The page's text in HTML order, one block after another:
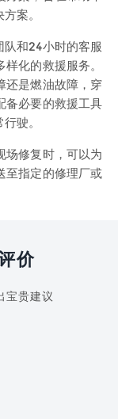
案。
队和24小时的客服
化的救援服务。
还是燃油故障，穿
备必要的救援工具
驶。
场修复时，可以为
至指定的修理厂或
价
宝贵建议